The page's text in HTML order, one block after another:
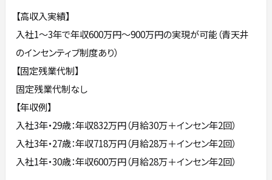
【高収入実績】
入社1〜3年で年収600万円〜900万円の実現が可能（青天井
のインセンティブ制度あり）
【固定残業代制】
固定残業代制なし
【年収例】
入社3年・29歳：年収832万円（月給30万＋インセン年2回）
入社3年・27歳：年収718万円（月給28万＋インセン年2回）
入社1年・30歳：年収600万円（月給28万＋インセン年2回）